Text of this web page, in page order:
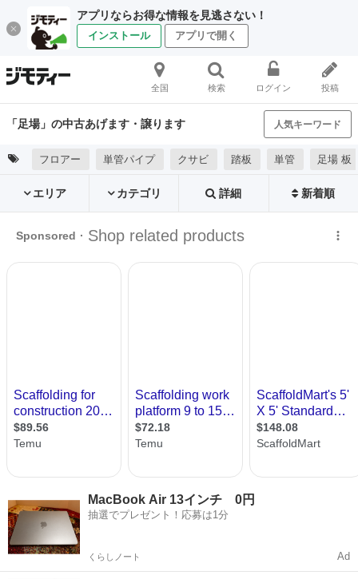
アプリならお得な情報を見逃さない！
インストール アプリで開く
全国 検索 ログイン 投稿
「足場」の中古あげます・譲ります 人気キーワード
フロアー 単管パイプ クサビ 踏板 単管 足場 板
エリア カテゴリ 詳細 新着順
MacBook Air 13インチ 0円
抽選でプレゼント！応募は1分
くらしノート Ad